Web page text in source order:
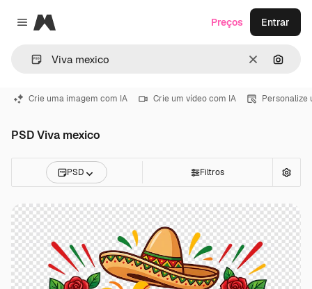
Close menu
Magnific
Limpar
Preços Entrar
Crie uma imagem com IA Crie um vídeo com IA Personalize
PSD Viva mexico
PSD Filtros